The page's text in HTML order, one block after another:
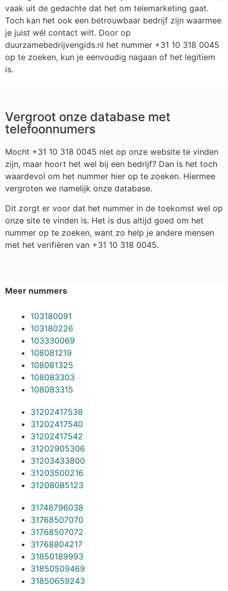
vaak uit de gedachte dat het om telemarketing gaat.
Toch kan het ook een betrouwbaar bedrijf zijn waarmee
je juist wél contact wilt. Door op
duurzamebedrijvengids.nl het nummer +31 10 318 0045
op te zoeken, kun je eenvoudig nagaan of het legitiem
is.
Vergroot onze database met
telefoonnumers
Mocht +31 10 318 0045 niet op onze website te vinden
zijn, maar hoort het wel bij een bedrijf? Dan is het toch
waardevol om het nummer hier op te zoeken. Hiermee
vergroten we namelijk onze database.
Dit zorgt er voor dat het nummer in de toekomst wel op
onze site te vinden is. Het is dus altijd goed om het
nummer op te zoeken, want zo help je andere mensen
met het verifiëren van +31 10 318 0045.
Meer nummers
103180091
103180226
103330069
108081219
108081325
108083303
108083315
31202417538
31202417540
31202417542
31202905306
31203433800
31203500216
31208085123
31748796038
31768507070
31768507072
31768804217
31850189993
31850509469
31850659243